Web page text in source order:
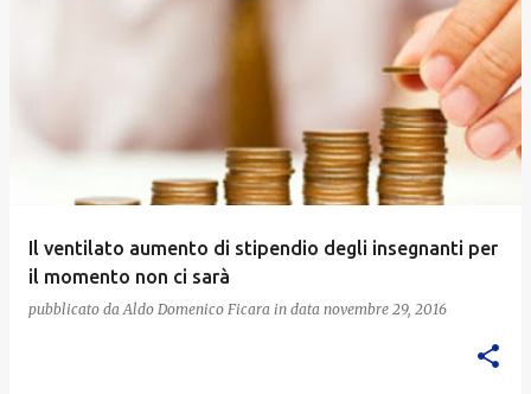
Il ventilato aumento di stipendio degli insegnanti per
il momento non ci sarà
pubblicato da Aldo Domenico Ficara in data novembre 29, 2016